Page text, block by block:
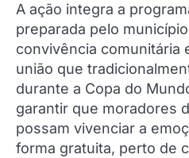
A ação integra a
preparada pelo
convivência comunitária
união que
durante a Copa do
garantir que moradores
possam vivenciar a
forma gratuita, perto de